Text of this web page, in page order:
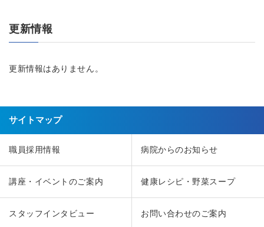
更新情報
更新情報はありません。
サイトマップ
職員採用情報 病院からのお知らせ
講座・イベントのご案内 健康レシピ・野菜スープ
スタッフインタビュー お問い合わせのご案内